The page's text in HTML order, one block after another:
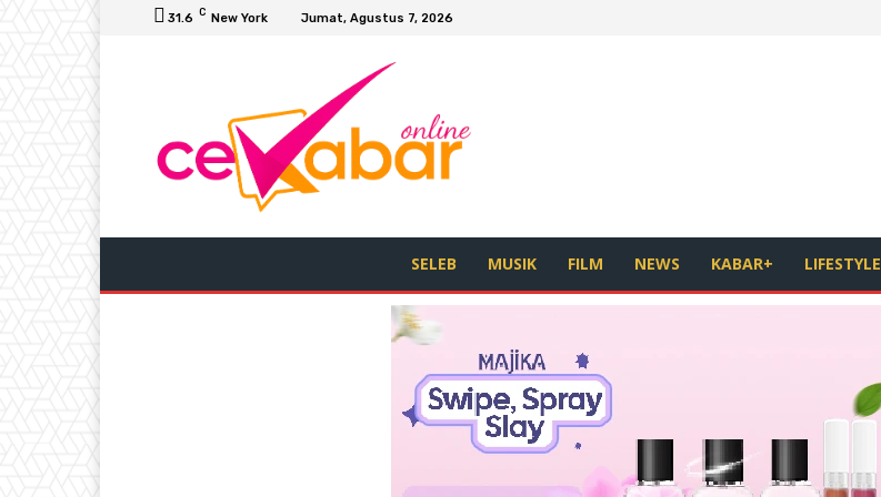
31.6 C New York Jumat, Agustus 7, 2026
SELEB MUSIK FILM NEWS KABAR+ LIFESTYLE